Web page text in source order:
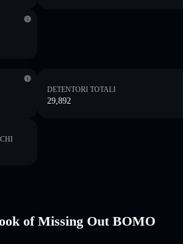
DETENTORI TOTALI
29,892
of Missing Out BOMO